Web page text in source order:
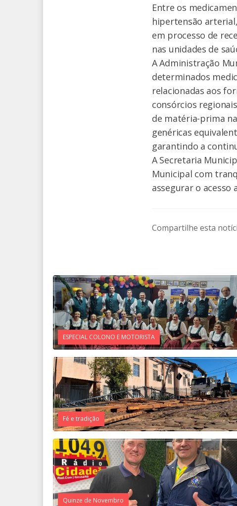
Entre os
hipertensão
em processo de
nas unidades de
A Administração
determinados
relacionadas aos
consórcios
de matéria-prima
genéricas
garantindo a
A Secretaria
Municipal com
assegurar o acesso
Compartilhe esta
ESPECIAL COLONO E MOTORISTA
Fé e tradição
Quinze de Novembro